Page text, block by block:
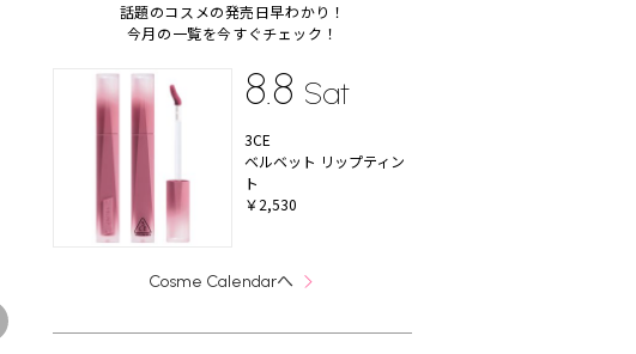
話題のコスメの発売日早わかり！
今月の一覧を今すぐチェック！
8.8 Sat
3CE
ベルベット リップティン
ト
￥2,530
Cosme Calendarへ